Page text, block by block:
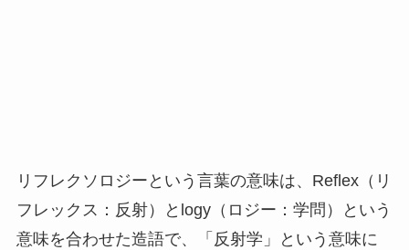
リフレクソロジーという言葉の意味は、Reflex（リ
フレックス：反射）とlogy（ロジー：学問）という
意味を合わせた造語で、「反射学」という意味に